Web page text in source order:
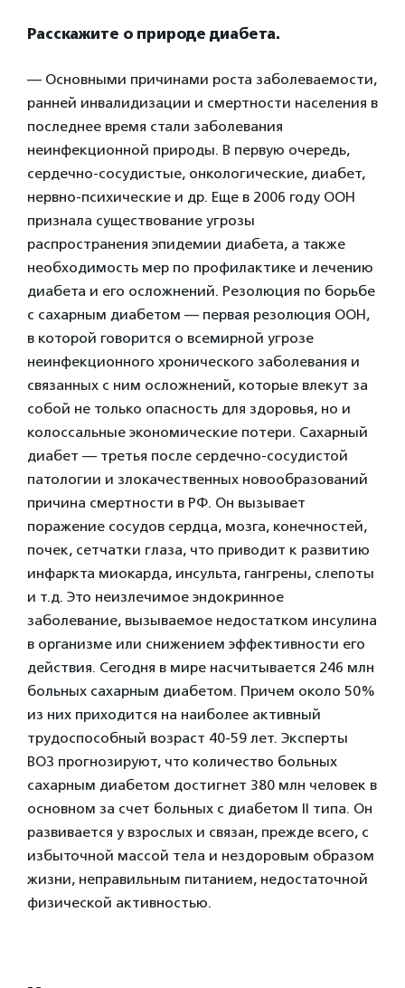
Расскажите о природе диабета.
— Основными причинами роста заболеваемости,
ранней инвалидизации и смертности населения в
последнее время стали заболевания
неинфекционной природы. В первую очередь,
сердечно-сосудистые, онкологические, диабет,
нервно-психические и др. Еще в 2006 году ООН
признала существование угрозы
распространения эпидемии диабета, а также
необходимость мер по профилактике и лечению
диабета и его осложнений. Резолюция по борьбе
с сахарным диабетом — первая резолюция ООН,
в которой говорится о всемирной угрозе
неинфекционного хронического заболевания и
связанных с ним осложнений, которые влекут за
собой не только опасность для здоровья, но и
колоссальные экономические потери. Сахарный
диабет — третья после сердечно-сосудистой
патологии и злокачественных новообразований
причина смертности в РФ. Он вызывает
поражение сосудов сердца, мозга, конечностей,
почек, сетчатки глаза, что приводит к развитию
инфаркта миокарда, инсульта, гангрены, слепоты
и т.д. Это неизлечимое эндокринное
заболевание, вызываемое недостатком инсулина
в организме или снижением эффективности его
действия. Сегодня в мире насчитывается 246 млн
больных сахарным диабетом. Причем около 50%
из них приходится на наиболее активный
трудоспособный возраст 40-59 лет. Эксперты
ВОЗ прогнозируют, что количество больных
сахарным диабетом достигнет 380 млн человек в
основном за счет больных с диабетом II типа. Он
развивается у взрослых и связан, прежде всего, с
избыточной массой тела и нездоровым образом
жизни, неправильным питанием, недостаточной
физической активностью.